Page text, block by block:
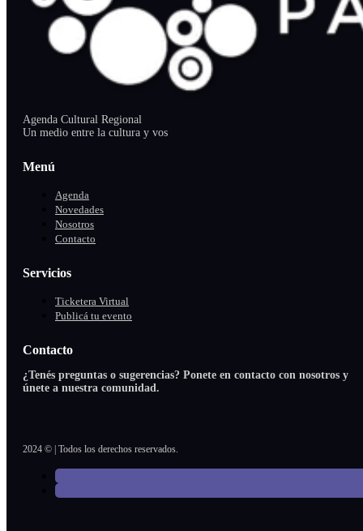
Agenda Cultural Regional
Un medio entre la cultura y vos
Menú
Agenda
Novedades
Nosotros
Contacto
Servicios
Ticketera Virtual
Publicá tu evento
Contacto
¿Tenés preguntas o sugerencias? Ponete en contacto con nosotros y
únete a nuestra comunidad.
2024 © | Todos los derechos reservados.